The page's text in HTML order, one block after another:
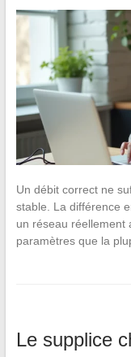
Un débit correct ne
stable. La différence
un réseau réellement
paramètres que la
Le supplice